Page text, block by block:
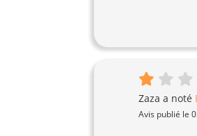
Zaza a noté
Avis publié le